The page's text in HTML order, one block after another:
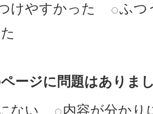
けやすかった
ふつ
ージに問題はありま
ない
内容が分かり